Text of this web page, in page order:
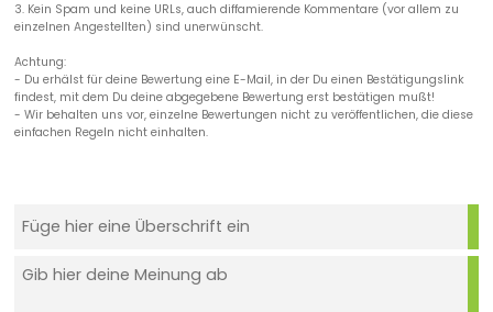
3. Kein Spam und keine URLs, auch diffamierende Kommentare (vor allem zu
einzelnen Angestellten) sind unerwünscht.
Achtung:
- Du erhälst für deine Bewertung eine E-Mail, in der Du einen Bestätigungslink
findest, mit dem Du deine abgegebene Bewertung erst bestätigen mußt!
- Wir behalten uns vor, einzelne Bewertungen nicht zu veröffentlichen, die diese
einfachen Regeln nicht einhalten.